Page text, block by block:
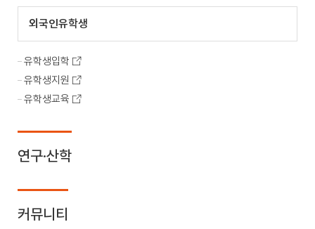
외국인유학생
유학생입학
유학생지원
유학생교육
연구·산학
커뮤니티